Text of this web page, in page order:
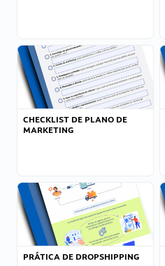
CHECKLIST DE PLANO DE
MARKETING
PRÁTICA DE DROPSHIPPING